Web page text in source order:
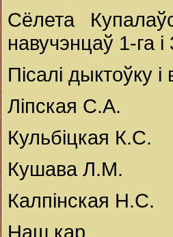
Сёлета
навучэнцаў 1-га і
Пісалі дыктоўку
Ліпская С.А.
Кульбіцкая К.С.
Кушава Л.М.
Калпінская Н.С.
Наш кар.